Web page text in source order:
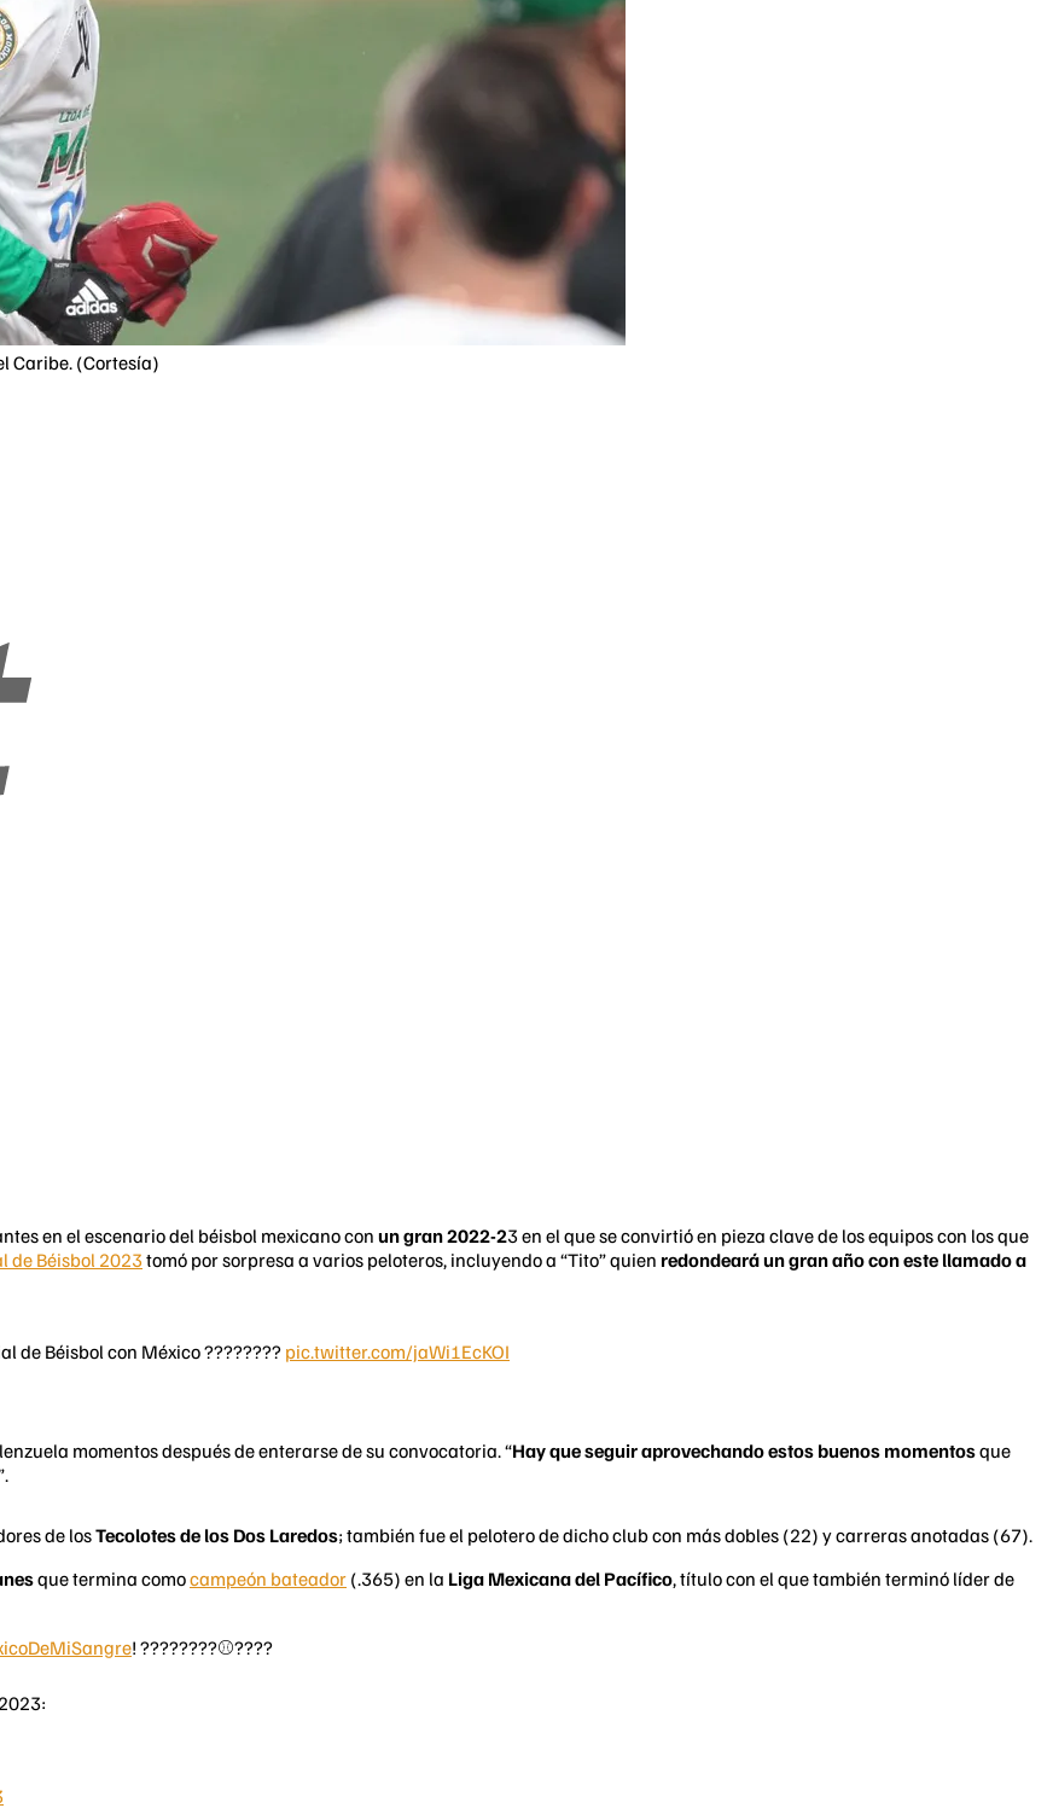
Caribe. (Cortesía)
en el escenario del béisbol mexicano con un gran 2022-23 en el que se convirtió en pieza clave de los equipos con los que
de Béisbol 2023 tomó por sorpresa a varios peloteros, incluyendo a “Tito” quien redondeará un gran año con este llamado a
de Béisbol con México ???????? pic.twitter.com/jaWi1EcKOI
momentos después de enterarse de su convocatoria. “Hay que seguir aprovechando estos buenos momentosque
de losTecolotes de los Dos Laredos; también fue el pelotero de dicho club con más dobles (22) y carreras anotadas (67).
que termina comocampeón bateador (.365) en la Liga Mexicana del Pacífico, título con el que también terminó líder de
! ????????⚾️????